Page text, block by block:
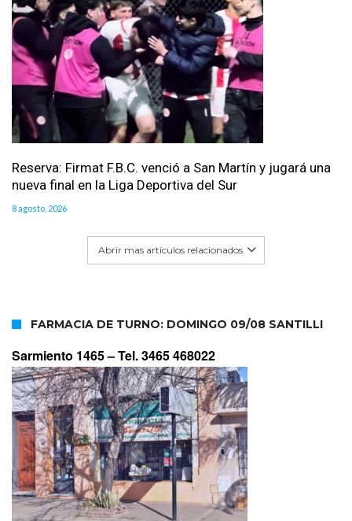
Reserva: Firmat F.B.C. venció a San Martín y jugará una
nueva final en la Liga Deportiva del Sur
8 agosto, 2026
Abrir mas artículos relacionados
FARMACIA DE TURNO: DOMINGO 09/08 SANTILLI
Sarmiento 1465 –Tel. 3465 468022